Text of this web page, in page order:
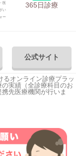
オンライン診療プラッ
実績（全診療科目のお
先医療機関が行いま
時。
利用で診察料無料の対
なります。
済プランのラベルフィー
一回限り有効）​※初回
ーポンコードの入力が
い。​※クーポンの併用
医
い
ー
365日診療
公式サイト